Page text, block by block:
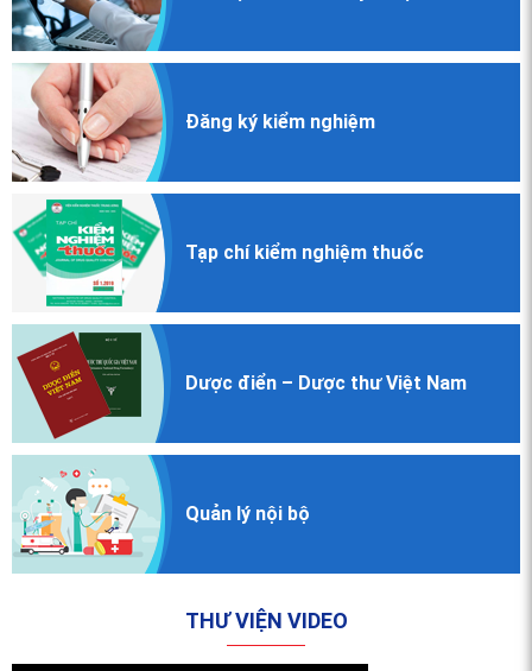
Đăng ký kiểm nghiệm
Tạp chí kiểm nghiệm thuốc
Dược điển – Dược thưViệt Nam
Quản lý nội bộ
THƯ VIỆN VIDEO